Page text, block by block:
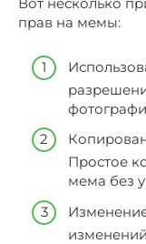
Вот несколько
прав на мемы:
Простое
мема без